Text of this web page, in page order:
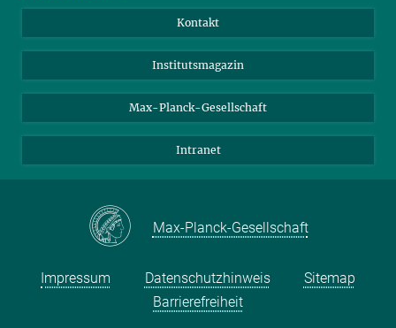
Fördernde
Schulen
Studierende
Bluesky
Facebook
YouTube
Kontakt
Institutsmagazin
Max-Planck-Gesellschaft
Intranet
Max-Planck-Gesellschaft
Impressum Datenschutzhinweis
Sitemap
Barrierefreiheit